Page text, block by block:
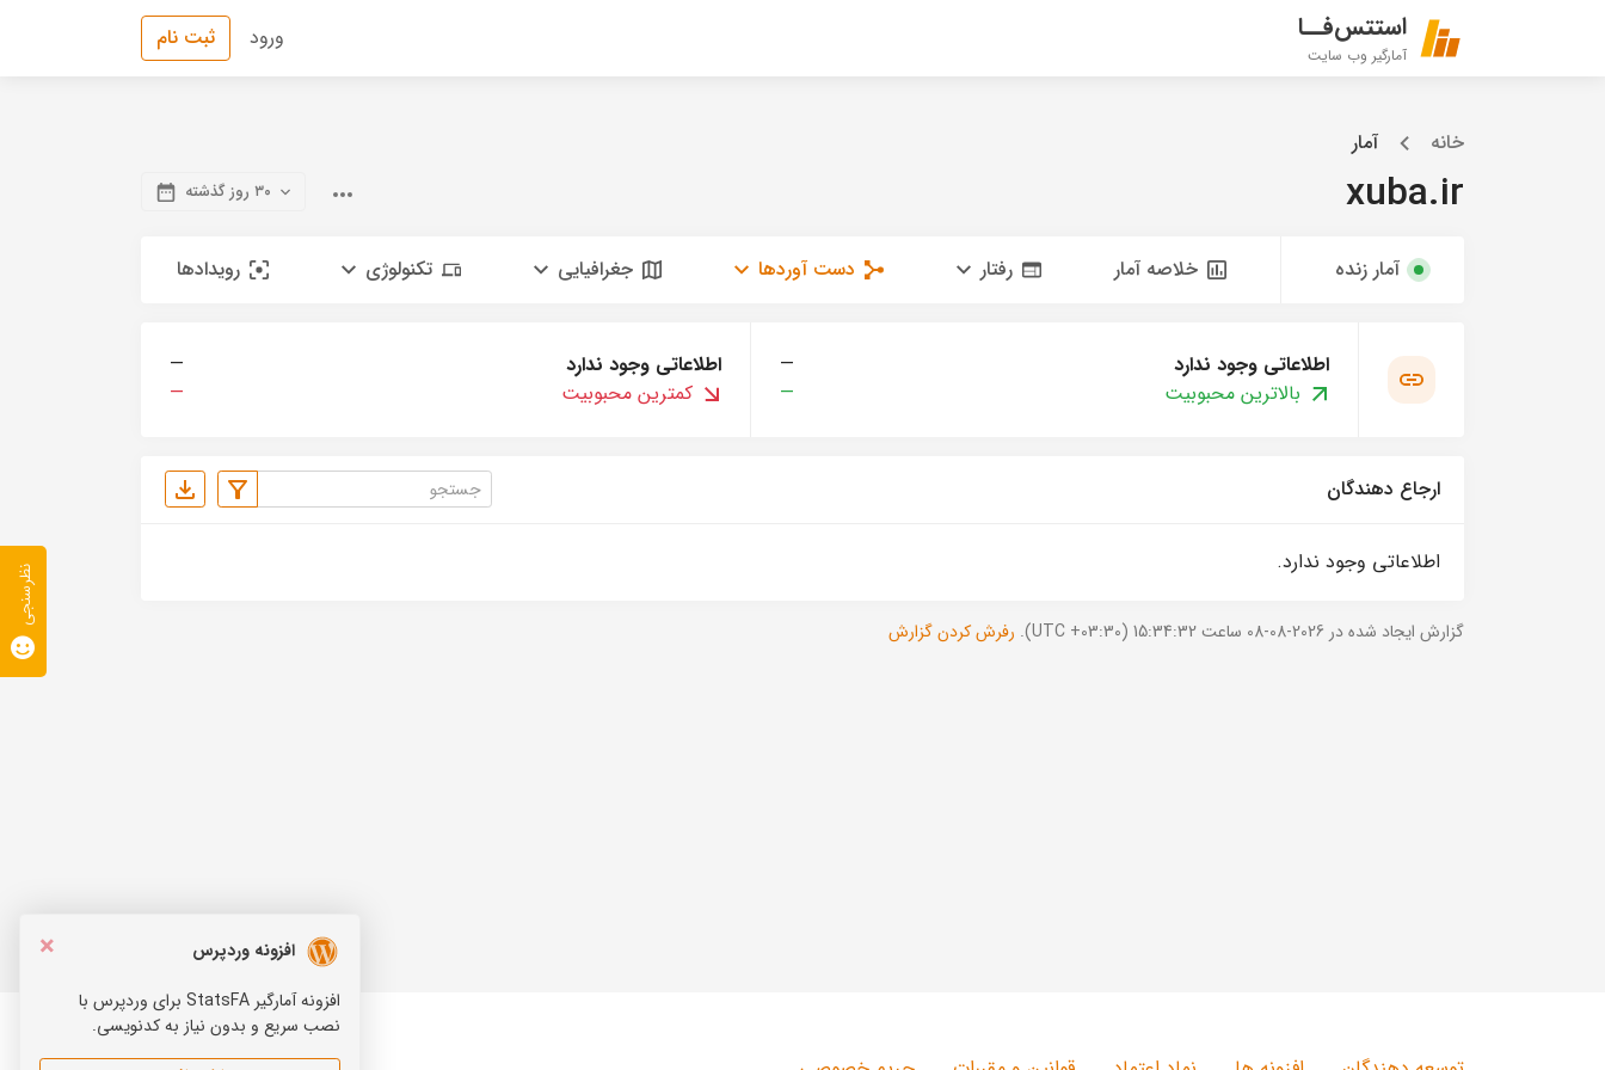
استتس‌فــا
آمارگیر وب سایت
ورود ثبت نام
خانه آمار
xuba.ir ۳۰ روز گذشته
آمار زنده خلاصه آمار رفتار دست آوردها جغرافیایی تکنولوژی رویدادها
اطلاعاتی وجود ندارد
—
بالاترین محبوبیت
—
اطلاعاتی وجود ندارد
—
کمترین محبوبیت
—
ارجاع دهندگان
اطلاعاتی وجود ندارد.
گزارش ایجاد شده در 2026-08-08 ساعت 15:34:32 (UTC +03:30). رفرش کردن گزارش
×
افزونه وردپرس
افزونه آمارگیر StatsFA برای وردپرس با
نصب سریع و بدون نیاز به کدنویسی.
نظرسنجی